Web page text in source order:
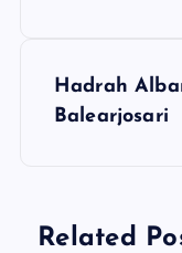
g
Hadrah
Balearjosari
Related